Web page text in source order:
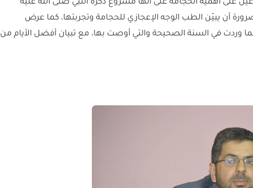
أن يبيّن الطب الوجه الإعجازي للحجامة وتجربتها، كما عرض
وردت في السنة الصحيحة والتي أوصت بها، مع تبيان أفضل الأيام من